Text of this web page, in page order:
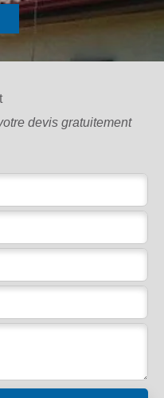
devis gratuitement